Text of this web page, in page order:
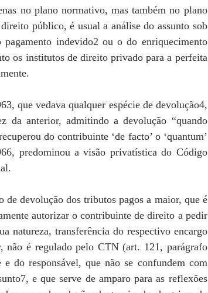
no plano normativo, mas também no plano
público, é usual a análise do assunto sob
indevido2 ou o do enriquecimento
os institutos de direito privado para a perfeita
que vedava qualquer espécie de devolução4,
da anterior, admitindo a devolução “quando
do contribuinte ‘de facto’ o ‘quantum’
predominou a visão privatística do Código
devolução dos tributos pagos a maior, que é
autorizar o contribuinte de direito a pedir
natureza, transferência do respectivo encargo
não é regulado pelo CTN (art. 121, parágrafo
do responsável, que não se confundem com
e que serve de amparo para as reflexões